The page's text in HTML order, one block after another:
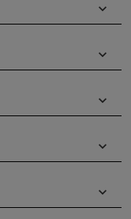
keyboard_arrow_down
keyboard_arrow_down
keyboard_arrow_down
keyboard_arrow_down
keyboard_arrow_down